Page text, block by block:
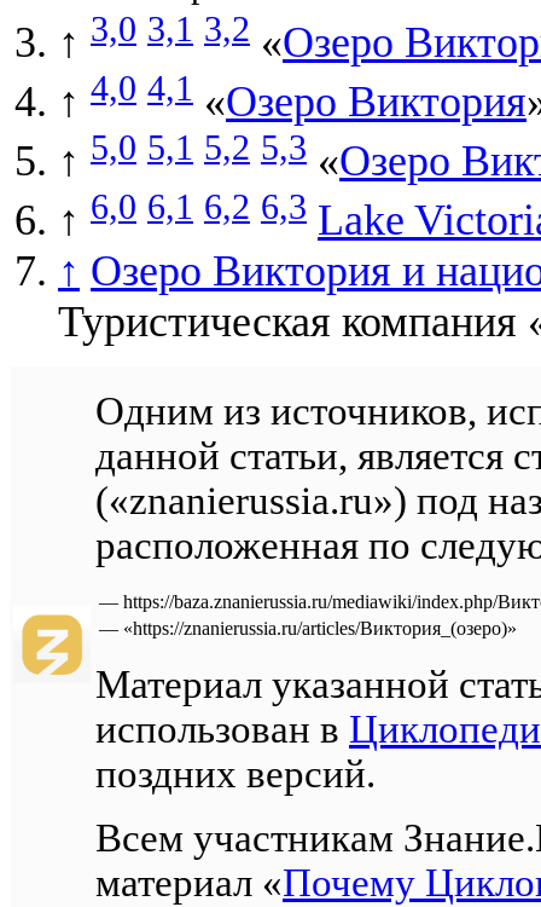
↑ 3,0 3,1 3,2 «Озеро
↑ 4,0 4,1 «Озеро Виктория
↑ 5,0 5,1 5,2 5,3 «Озеро
↑ 6,0 6,1 6,2 6,3 Lake
↑ Озеро Виктория и
Туристическая компания
Одним из источников,
данной статьи, является
(«znanierussia.ru») под
расположенная по
— https://baza.znanierussia.ru/mediawiki/index.php/
— «https://znanierussia.ru/articles/Виктория_(озеро)»
Материал указанной
использован в
поздних версий.
Всем участникам
материал «Почему